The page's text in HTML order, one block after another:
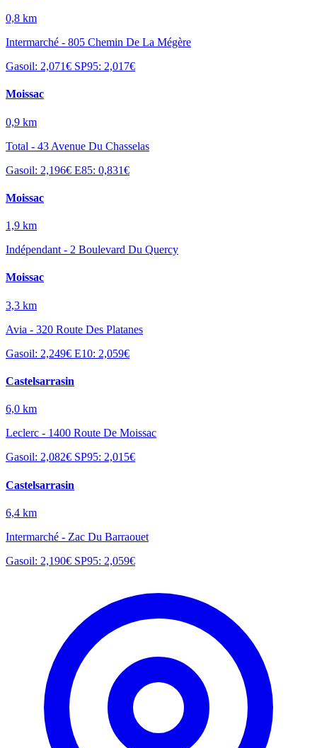
0,8 km
Intermarché - 805 Chemin De La Mégère
Gasoil: 2,071€ SP95: 2,017€
Moissac
0,9 km
Total - 43 Avenue Du Chasselas
Gasoil: 2,196€ E85: 0,831€
Moissac
1,9 km
Indépendant - 2 Boulevard Du Quercy
Moissac
3,3 km
Avia - 320 Route Des Platanes
Gasoil: 2,249€ E10: 2,059€
Castelsarrasin
6,0 km
Leclerc - 1400 Route De Moissac
Gasoil: 2,082€ SP95: 2,015€
Castelsarrasin
6,4 km
Intermarché - Zac Du Barraouet
Gasoil: 2,190€ SP95: 2,059€